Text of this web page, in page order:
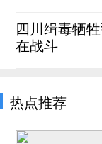
四川缉毒牺
在战斗
热点推荐